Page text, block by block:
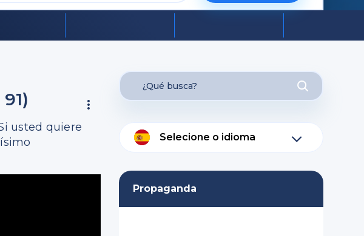
usted quiere
Selecione o idioma
Propaganda